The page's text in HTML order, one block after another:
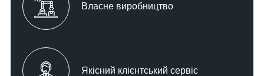
Власне виробництво
Якісний клієнтський сервіс